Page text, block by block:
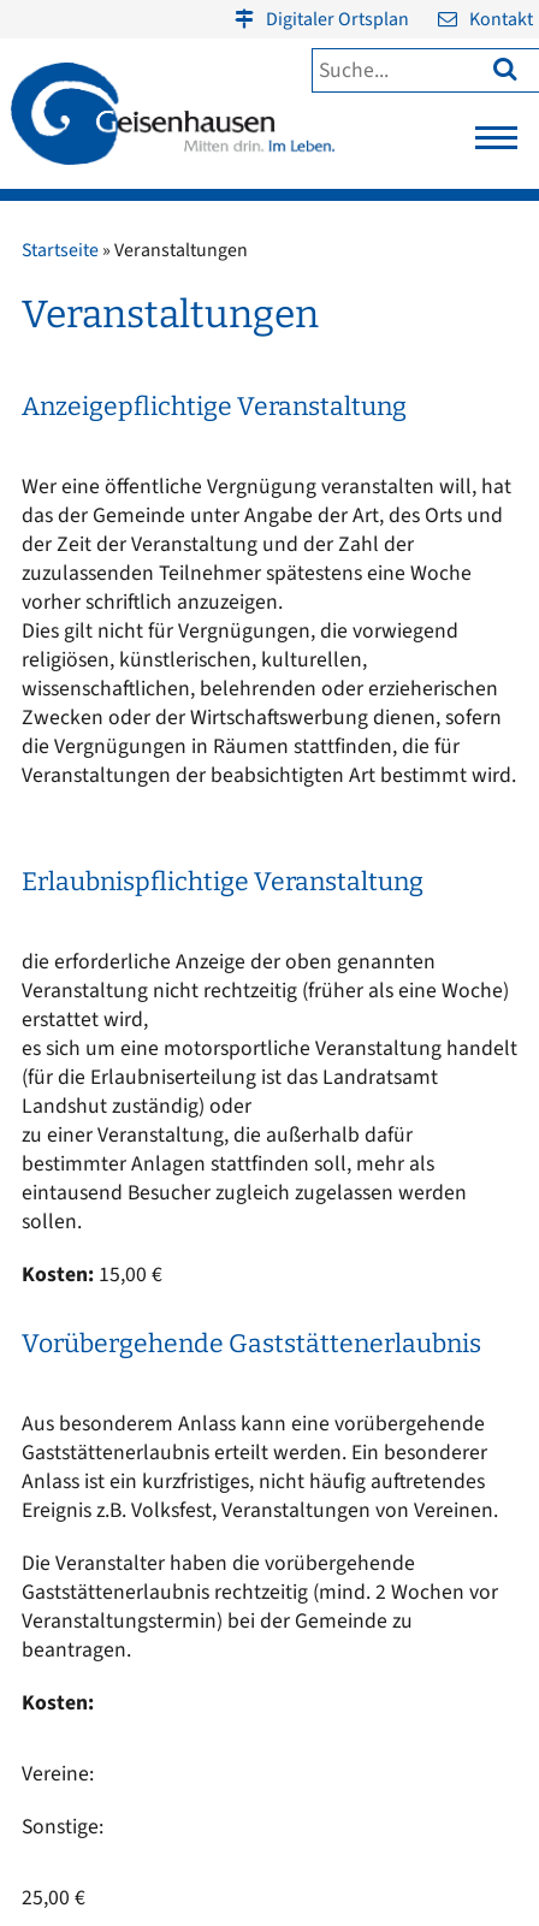
Digitaler Ortsplan Kontakt

Startseite»Veranstaltungen
Veranstaltungen
Anzeigepflichtige Veranstaltung
Wer eine öffentliche Vergnügung veranstalten will, hat
das der Gemeinde unter Angabe der Art, des Orts und
der Zeit der Veranstaltung und der Zahl der
zuzulassenden Teilnehmer spätestens eine Woche
vorher schriftlich anzuzeigen.
Dies gilt nicht für Vergnügungen, die vorwiegend
religiösen, künstlerischen, kulturellen,
wissenschaftlichen, belehrenden oder erzieherischen
Zwecken oder der Wirtschaftswerbung dienen, sofern
die Vergnügungen in Räumen stattfinden, die für
Veranstaltungen der beabsichtigten Art bestimmt wird.
Erlaubnispflichtige Veranstaltung
die erforderliche Anzeige der oben genannten
Veranstaltung nicht rechtzeitig (früher als eine Woche)
erstattet wird,
es sich um eine motorsportliche Veranstaltung handelt
(für die Erlaubniserteilung ist das Landratsamt
Landshut zuständig) oder
zu einer Veranstaltung, die außerhalb dafür
bestimmter Anlagen stattfinden soll, mehr als
eintausend Besucher zugleich zugelassen werden
sollen.
Kosten: 15,00 €
Vorübergehende Gaststättenerlaubnis
Aus besonderem Anlass kann eine vorübergehende
Gaststättenerlaubnis erteilt werden. Ein besonderer
Anlass ist ein kurzfristiges, nicht häufig auftretendes
Ereignis z.B. Volksfest, Veranstaltungen von Vereinen.
Die Veranstalter haben die vorübergehende
Gaststättenerlaubnis rechtzeitig (mind. 2 Wochen vor
Veranstaltungstermin) bei der Gemeinde zu
beantragen.
Kosten:
Vereine:
Sonstige:
25,00 €